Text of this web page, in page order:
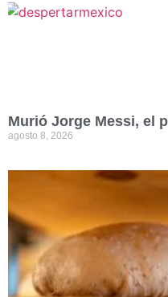
Murió Jorge Messi, el
agosto 8, 2026